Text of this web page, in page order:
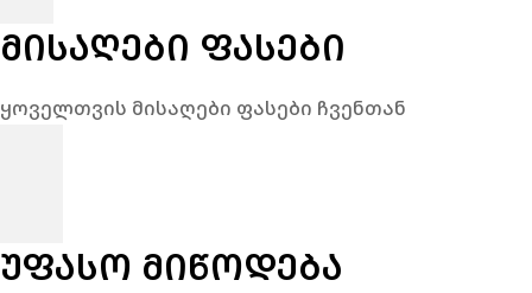
ᲛᲘᲡᲐᲦᲔᲑᲘ ᲤᲐᲡᲔᲑᲘ
ყოველთვის მისაღები ფასები ჩვენთან
ᲣᲤᲐᲡᲝ ᲛᲘᲬᲝᲓᲔᲑᲐ